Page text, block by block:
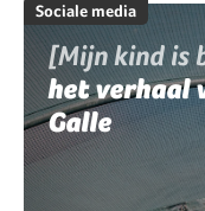
Sociale media
[Mijn kind is
het verhaal
Galle